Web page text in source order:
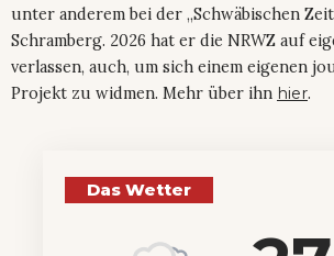
unter anderem bei der „Schwäbischen
Schramberg. 2026 hat er die NRWZ auf
verlassen, auch, um sich einem eigenen
Projekt zu widmen. Mehr über ihn hier.
Das Wetter